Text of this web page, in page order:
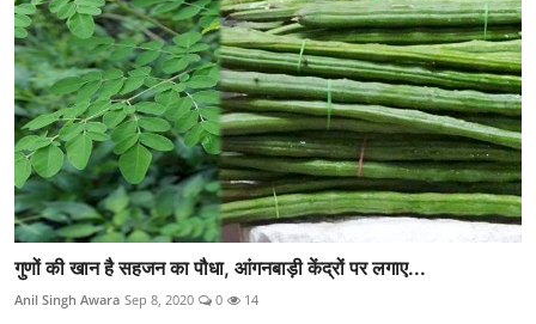
गुणों की खान है सहजन का पौधा, आंगनबाड़ी केंद्रों पर लगाए...
Anil Singh Awara Sep 8, 2020 0 14